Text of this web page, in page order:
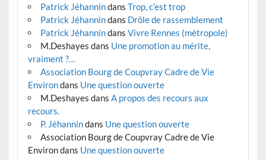
Patrick Jéhannindans Trop, c’est trop
Patrick Jéhannindans Drôle de rassemblement
Patrick Jéhannindans Vivre Rennes (métropole)
M.Deshayes dans Une promotion au mérite,
vraiment ?…
Association Bourg de Coupvray Cadre de Vie
Environdans Une question ouverte
M.Deshayes dans A propos des recours aux
recours.
P. Jéhannindans Une question ouverte
Association Bourg de Coupvray Cadre de Vie
Environdans Une question ouverte